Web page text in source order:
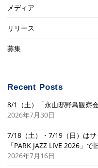
メディア
リリース
募集
Recent Posts
8/1（土）「永山邸野鳥観察
2026年7月30日
7/18（土）・7/19（日）は
「PARK JAZZ LIVE 2026」
2026年7月16日